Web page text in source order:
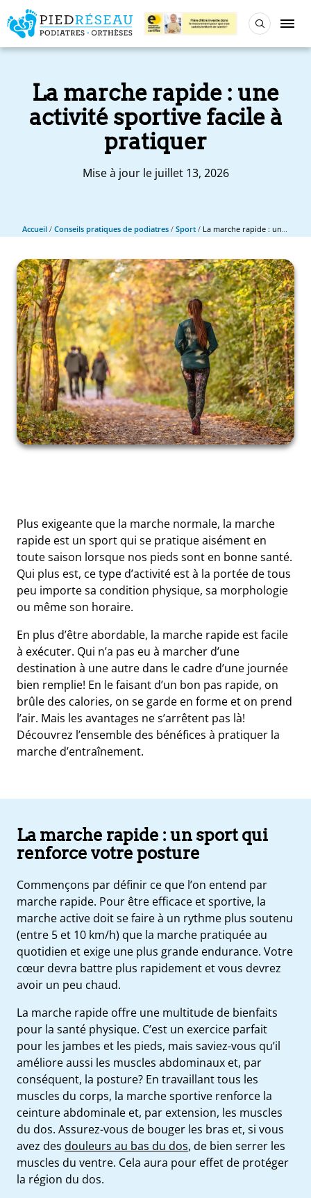
La marche rapide : une
activité sportive facile à
pratiquer
Mise à jour le juillet 13, 2026
Accueil / Conseils pratiques de podiatres / Sport / La marche rapide : une activité sportive facile à pratiquer
Plus exigeante que la marche normale, la marche
rapide est un sport qui se pratique aisément en
toute saison lorsque nos pieds sont en bonne santé.
Qui plus est, ce type d’activité est à la portée de tous
peu importe sa condition physique, sa morphologie
ou même son horaire.
En plus d’être abordable, la marche rapide est facile
à exécuter. Qui n’a pas eu à marcher d’une
destination à une autre dans le cadre d’une journée
bien remplie! En le faisant d’un bon pas rapide, on
brûle des calories, on se garde en forme et on prend
l’air. Mais les avantages ne s’arrêtent pas là!
Découvrez l’ensemble des bénéfices à pratiquer la
marche d’entraînement.
La marche rapide : un sport qui
renforce votre posture
Commençons par définir ce que l’on entend par
marche rapide. Pour être efficace et sportive, la
marche active doit se faire à un rythme plus soutenu
(entre 5 et 10 km/h) que la marche pratiquée au
quotidien et exige une plus grande endurance. Votre
cœur devra battre plus rapidement et vous devrez
avoir un peu chaud.
La marche rapide offre une multitude de bienfaits
pour la santé physique. C’est un exercice parfait
pour les jambes et les pieds, mais saviez-vous qu’il
améliore aussi les muscles abdominaux et, par
conséquent, la posture? En travaillant tous les
muscles du corps, la marche sportive renforce la
ceinture abdominale et, par extension, les muscles
du dos. Assurez-vous de bouger les bras et, si vous
avez des douleurs au bas du dos, de bien serrer les
muscles du ventre. Cela aura pour effet de protéger
la région du dos.